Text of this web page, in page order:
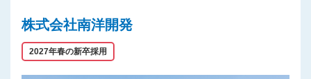
株式会社南洋開発
2027年春の新卒採用